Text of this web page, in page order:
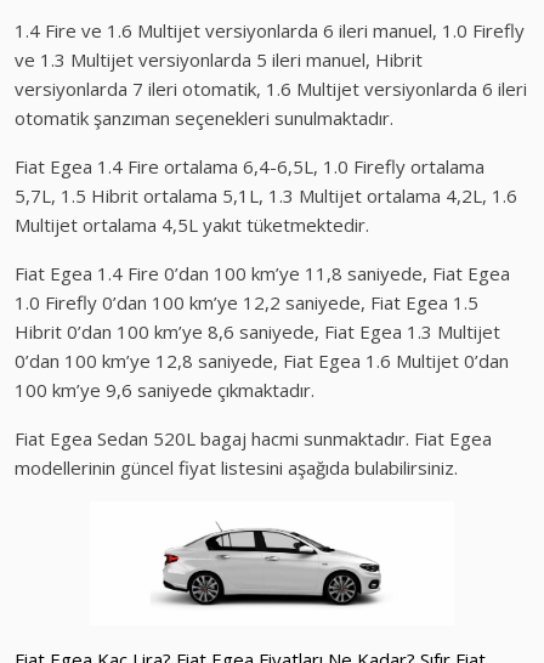
1.4 Fire ve 1.6 Multijet versiyonlarda 6 ileri manuel, 1.0 Firefly
ve 1.3 Multijet versiyonlarda 5 ileri manuel, Hibrit
versiyonlarda 7 ileri otomatik, 1.6 Multijet versiyonlarda 6 ileri
otomatik şanzıman seçenekleri sunulmaktadır.
Fiat Egea 1.4 Fire ortalama 6,4-6,5L, 1.0 Firefly ortalama
5,7L, 1.5 Hibrit ortalama 5,1L, 1.3 Multijet ortalama 4,2L, 1.6
Multijet ortalama 4,5L yakıt tüketmektedir.
Fiat Egea 1.4 Fire 0’dan 100 km’ye 11,8 saniyede, Fiat Egea
1.0 Firefly 0’dan 100 km’ye 12,2 saniyede, Fiat Egea 1.5
Hibrit 0’dan 100 km’ye 8,6 saniyede, Fiat Egea 1.3 Multijet
0’dan 100 km’ye 12,8 saniyede, Fiat Egea 1.6 Multijet 0’dan
100 km’ye 9,6 saniyede çıkmaktadır.
Fiat Egea Sedan 520L bagaj hacmi sunmaktadır. Fiat Egea
modellerinin güncel fiyat listesini aşağıda bulabilirsiniz.